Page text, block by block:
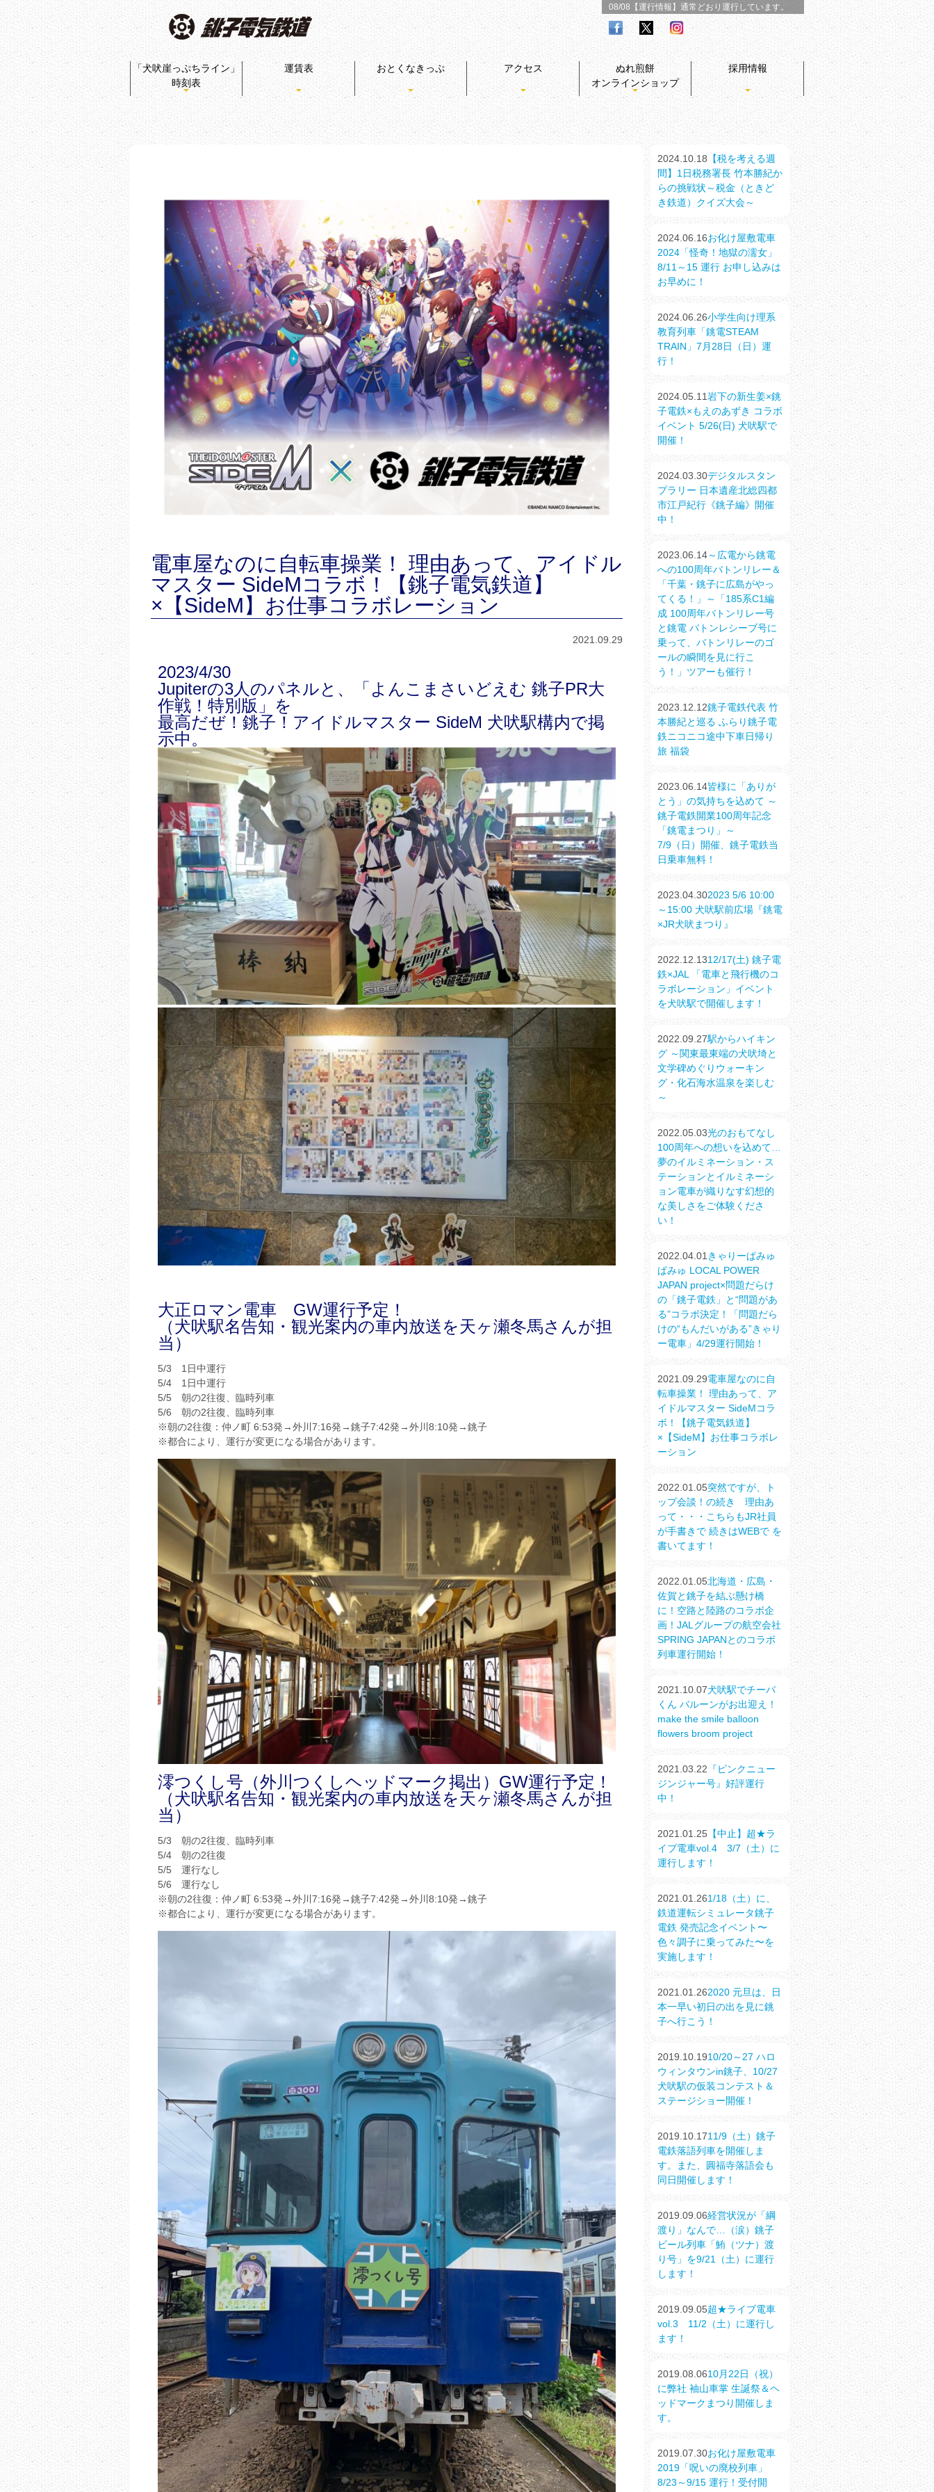
08/08【運行情報】 通常どおり運行しています。
「犬吠崖っぷちライン」
時刻表
運賃表 おとくなきっぷ アクセス
ぬれ煎餅
オンラインショップ
採用情報
電車屋なのに自転車操業！ 理由あって、アイドル
マスター SideMコラボ！【銚子電気鉄道】
×【SideM】お仕事コラボレーション
2021.09.29
2023/4/30
Jupiterの3人のパネルと、「よんこまさいどえむ 銚子PR大
作戦！特別版」を
最高だぜ！銚子！アイドルマスター SideM 犬吠駅構内で掲
示中。
大正ロマン電車 GW運行予定！
（犬吠駅名告知・観光案内の車内放送を天ヶ瀬冬馬さんが担
当）
5/3 1日中運行
5/4 1日中運行
5/5 朝の2往復、臨時列車
5/6 朝の2往復、臨時列車
※朝の2往復：仲ノ町 6:53発→外川7:16発→銚子7:42発→外川8:10発→銚子
※都合により、運行が変更になる場合があります。
澪つくし号（外川つくしヘッドマーク掲出）GW運行予定！
（犬吠駅名告知・観光案内の車内放送を天ヶ瀬冬馬さんが担
当）
5/3 朝の2往復、臨時列車
5/4 朝の2往復
5/5 運行なし
5/6 運行なし
※朝の2往復：仲ノ町 6:53発→外川7:16発→銚子7:42発→外川8:10発→銚子
※都合により、運行が変更になる場合があります。
2024.10.18 【税を考える週
間】1日税務署長 竹本勝紀か
らの挑戦状～税金（ときど
き鉄道）クイズ大会～
2024.06.16お化け屋敷電車
2024「怪奇！地獄の濡女」
8/11～15 運行 お申し込みは
お早めに！
2024.06.26小学生向け理系
教育列車「銚電STEAM
TRAIN」7月28日（日）運
行！
2024.05.11岩下の新生姜×銚
子電鉄×もえのあずき コラボ
イベント 5/26(日) 犬吠駅で
開催！
2024.03.30デジタルスタン
プラリー 日本遺産北総四都
市江戸紀行《銚子編》開催
中！
2023.06.14～広電から銚電
への100周年バトンリレー＆
「千葉・銚子に広島がやっ
てくる！」～「185系C1編
成 100周年バトンリレー号
と銚電 バトンレシーブ号に
乗って、バトンリレーのゴ
ールの瞬間を見に行こ
う！」ツアーも催行！
2023.12.12銚子電鉄代表 竹
本勝紀と巡る ふらり銚子電
鉄ニコニコ途中下車日帰り
旅 福袋
2023.06.14皆様に「ありが
とう」の気持ちを込めて ～
銚子電鉄開業100周年記念
「銚電まつり」～
7/9（日）開催、銚子電鉄当
日乗車無料！
2023.04.302023 5/6 10:00
～15:00 犬吠駅前広場『銚電
×JR犬吠まつり』
2022.12.1312/17(土) 銚子電
鉄×JAL 「電車と飛行機のコ
ラボレーション」イベント
を犬吠駅で開催します！
2022.09.27駅からハイキン
グ ～関東最東端の犬吠埼と
文学碑めぐりウォーキン
グ・化石海水温泉を楽しむ
～
2022.05.03光のおもてなし
100周年への想いを込めて…
夢のイルミネーション・ス
テーションとイルミネーシ
ョン電車が織りなす幻想的
な美しさをご体験くださ
い！
2022.04.01 きゃりーぱみゅ
ぱみゅ LOCAL POWER
JAPAN project×問題だらけ
の「銚子電鉄」と“問題があ
る”コラボ決定！「問題だら
けの“もんだいがある”きゃり
ー電車」4/29運行開始！
2021.09.29電車屋なのに自
転車操業！ 理由あって、ア
イドルマスター SideMコラ
ボ！【銚子電気鉄道】
×【SideM】お仕事コラボレ
ーション
2022.01.05突然ですが、ト
ップ会談！の続き 理由あ
って・・・こちらもJR社員
が手書きで 続きはWEBで を
書いてます！
2022.01.05北海道・広島・
佐賀と銚子を結ぶ懸け橋
に！空路と陸路のコラボ企
画！JALグループの航空会社
SPRING JAPANとのコラボ
列車運行開始！
2021.10.07犬吠駅でチーバ
くん バルーンがお出迎え！
make the smile balloon
flowers broom project
2021.03.22 『ピンクニュー
ジンジャー号』好評運行
中！
2021.01.25 【中止】超★ラ
イブ電車vol.4 3/7（土）に
運行します！
2021.01.261/18（土）に、
鉄道運転シミュレータ銚子
電鉄 発売記念イベント〜
色々調子に乗ってみた〜を
実施します！
2021.01.262020 元旦は、日
本一早い初日の出を見に銚
子へ行こう！
2019.10.1910/20～27 ハロ
ウィンタウンin銚子、10/27
犬吠駅の仮装コンテスト＆
ステージショー開催！
2019.10.1711/9（土）銚子
電鉄落語列車を開催しま
す。また、圓福寺落語会も
同日開催します！
2019.09.06経営状況が「綱
渡り」なんで…（涙）銚子
ビール列車「鮪（ツナ）渡
り号」を9/21（土）に運行
します！
2019.09.05超★ライブ電車
vol.3 11/2（土）に運行し
ます！
2019.08.0610月22日（祝）
に弊社 袖山車掌 生誕祭＆ヘ
ッドマークまつり開催しま
す。
2019.07.30お化け屋敷電車
2019「呪いの廃校列車」
8/23～9/15 運行！受付開